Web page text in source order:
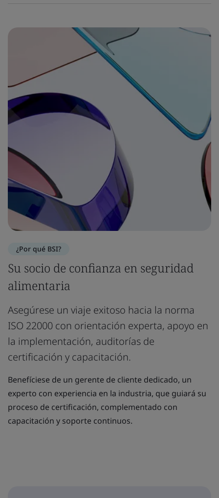
¿Por qué BSI?
Su socio de confianza en seguridad
alimentaria
Asegúrese un viaje exitoso hacia la norma
ISO 22000 con orientación experta, apoyo en
la implementación, auditorías de
certificación y capacitación.
Benefíciese de un gerente de cliente dedicado, un
experto con experiencia en la industria, que guiará su
proceso de certificación, complementado con
capacitación y soporte continuos.